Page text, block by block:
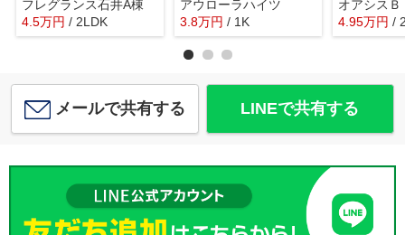
フレグランス石井A棟
4.5万円 / 2LDK
アウローラハイツ
3.8万円 / 1K
オアシスＢ
4.95万円 /
メールで共有する LINEで共有する